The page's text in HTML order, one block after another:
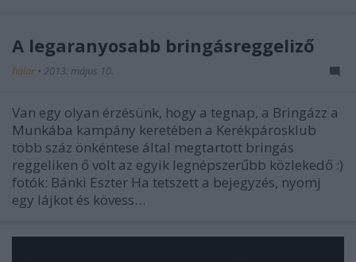
A legaranyosabb bringásreggeliző
halar • 2013. május 10.
Van egy olyan érzésünk, hogy a tegnap, a Bringázz a
Munkába kampány keretében a Kerékpárosklub
több száz önkéntese által megtartott bringás
reggeliken ő volt az egyik legnépszerűbb közlekedő :)
fotók: Bánki Eszter Ha tetszett a bejegyzés, nyomj
egy lájkot és kövess…